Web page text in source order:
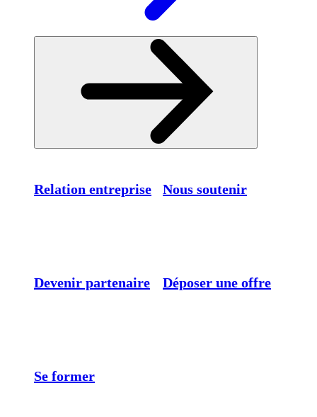
Relation entreprise Nous soutenir
Devenir partenaire Déposer une offre
Se former